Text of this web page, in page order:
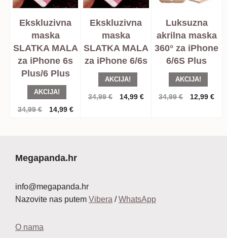
Ekskluzivna
maska
SLATKA MALA
za iPhone 6s
Plus/6 Plus
AKCIJA!
34,99€
Izvorna
14,99 €Trenutna
Ekskluzivna
maska
SLATKA MALA
za iPhone 6/6s
AKCIJA!
34,99€
Izvorna
14,99 €Trenutna
Luksuzna
akrilna maska
360° za iPhone
6/6S Plus
AKCIJA!
34,99€
Izvorna
12,99€
Megapanda.hr
info@megapanda.hr
Nazovite nas putem Vibera /WhatsApp
O nama